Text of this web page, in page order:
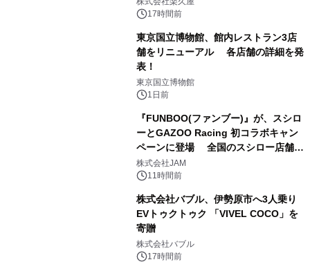
17時間前
東京国立博物館、館内レストラン3店
舗をリニューアル 各店舗の詳細を発
表！
東京国立博物館
1日前
『FUNBOO(ファンブー)』が、スシロ
ーとGAZOO Racing 初コラボキャン
ペーンに登場 全国のスシロー店舗で
GR 4車種の FUNBOO(ミニカー)付き
メニューが展開されます
株式会社JAM
11時間前
株式会社バブル、伊勢原市へ3人乗り
EVトゥクトゥク 「VIVEL COCO」を
寄贈
株式会社バブル
17時間前